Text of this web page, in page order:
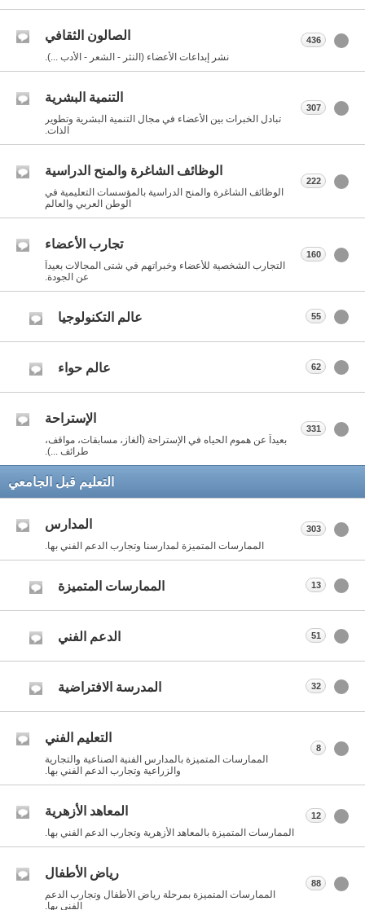
الصالون الثقافي
نشر إبداعات الأعضاء (النثر - الشعر - الأدب ...).
436
التنمية البشرية
تبادل الخبرات بين الأعضاء في مجال التنمية البشرية وتطوير
الذات.
307
الوظائف الشاغرة والمنح الدراسية
الوظائف الشاغرة والمنح الدراسية بالمؤسسات التعليمية في
الوطن العربي والعالم
222
تجارب الأعضاء
التجارب الشخصية للأعضاء وخبراتهم في شتى المجالات بعيداً
عن الجودة.
160
عالم التكنولوجيا 55
عالم حواء 62
الإستراحة
بعيداً عن هموم الحياه في الإستراحة (ألغاز، مسابقات، مواقف،
طرائف ...).
331
التعليم قبل الجامعي
المدارس
الممارسات المتميزة لمدارسنا وتجارب الدعم الفني بها.
303
الممارسات المتميزة 13
الدعم الفني 51
المدرسة الافتراضية 32
التعليم الفني
الممارسات المتميزة بالمدارس الفنية الصناعية والتجارية
والزراعية وتجارب الدعم الفني بها.
8
المعاهد الأزهرية
الممارسات المتميزة بالمعاهد الأزهرية وتجارب الدعم الفني بها.
12
رياض الأطفال
الممارسات المتميزة بمرحلة رياض الأطفال وتجارب الدعم
الفني بها.
88